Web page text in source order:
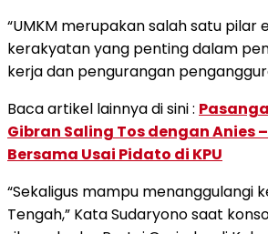
“UMKM merupakan salah satu pilar
kerakyatan yang penting dalam
kerja dan pengurangan
Baca artikel lainnya di sini :
Gibran Saling Tos dengan Anies
Bersama Usai Pidato di KPU
“Sekaligus mampu menanggulangi
Tengah,” Kata Sudaryono saat